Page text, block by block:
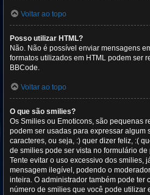
Voltar ao topo
Posso utilizar HTML?
Não. Não é possível enviar mensagens
formatos utilizados em HTML podem ser
BBCode.
Voltar ao topo
O que são smilies?
Os Smilies ou Emoticons, são pequenas
podem ser usadas para expressar algum
caracteres, ou seja, :) quer dizer feliz, :(
de smilies pode ser vista no formulário
Tente evitar o uso excessivo dos smilies,
mensagem ilegível, podendo o
inteira. O administrador também pode ter
número de smilies que você pode utilizar